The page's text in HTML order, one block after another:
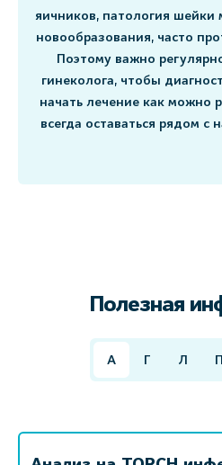
яичников, патология шейки
новообразования, часто
Поэтому важно
гинеколога, чтобы
начать лечение как можно
всегда оставаться рядом
Полезная
А Г Л П